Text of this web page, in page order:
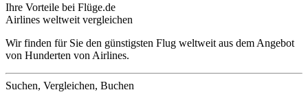
Ihre Vorteile bei Flüge.de
Airlines weltweit vergleichen
Wir finden für Sie den günstigsten Flug weltweit aus dem Angebot
von Hunderten von Airlines.
Suchen, Vergleichen, Buchen